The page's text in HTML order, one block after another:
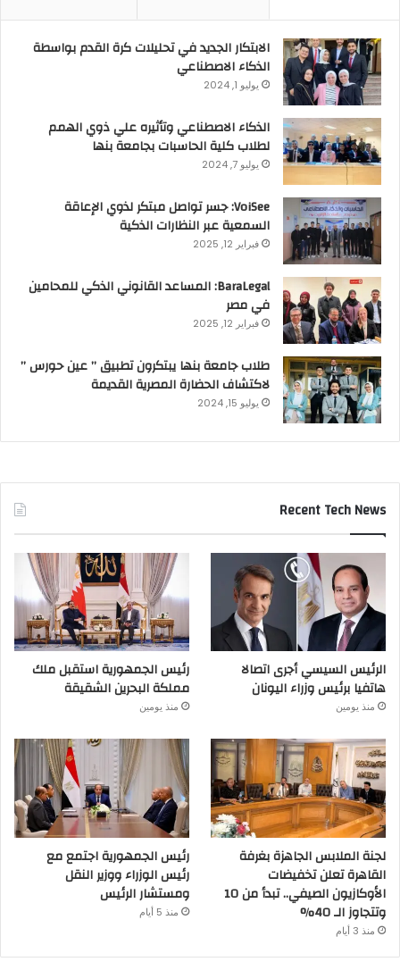
الابتكار الجديد في تحليلات كرة القدم بواسطة
الذكاء الاصطناعي
يوليو 1, 2024
الذكاء الاصطناعي وتأثيره علي ذوي الهمم
لطلاب كلية الحاسبات بجامعة بنها
يوليو 7, 2024
VoiSee: جسر تواصل مبتكر لذوي الإعاقة
السمعية عبر النظارات الذكية
فبراير 12, 2025
BaraLegal: المساعد القانوني الذكي للمحامين
في مصر
فبراير 12, 2025
طلاب جامعة بنها يبتكرون تطبيق ” عين حورس ”
لاكتشاف الحضارة المصرية القديمة
يوليو 15, 2024
Recent Tech News
الرئيس السيسي أجرى اتصالا
هاتفيا برئيس وزراء اليونان
منذ يومين
رئيس الجمهورية استقبل ملك
مملكة البحرين الشقيقة
منذ يومين
لجنة الملابس الجاهزة بغرفة
القاهرة تعلن تخفيضات
الأوكازيون الصيفي.. تبدأ من 10
وتتجاوز الـ 40%
منذ 3 أيام
رئيس الجمهورية اجتمع مع
رئيس الوزراء ووزير النقل
ومستشار الرئيس
منذ 5 أيام